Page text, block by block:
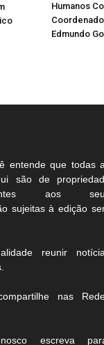
Humanos
Edmundo
entende que todas
são de
aos
sujeitas à edição
reunir
nas
escreva